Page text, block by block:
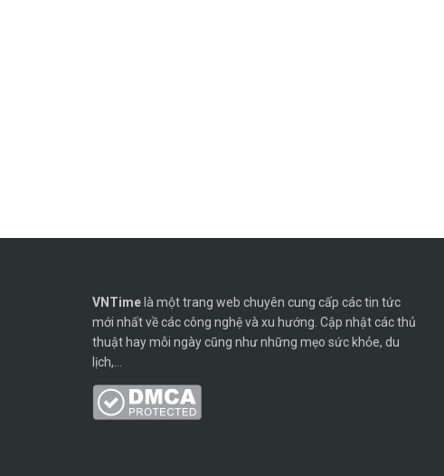
VNTime là một trang web chuyên cung cấp các tin tức
mới nhất về các công nghệ và xu hướng. Cập nhật các thủ
thuật hay mỗi ngày cũng như những mẹo sức khỏe, du
lịch,...